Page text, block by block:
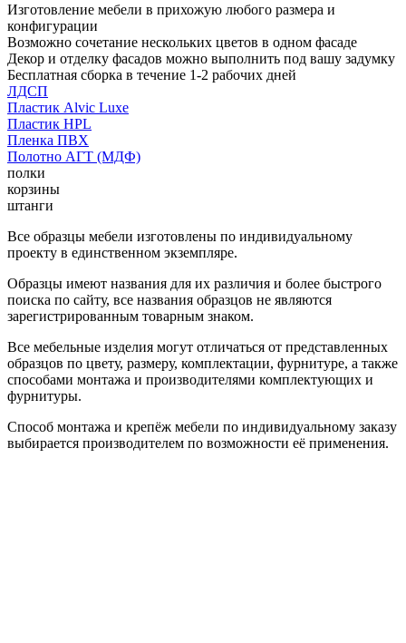
Изготовление мебели в прихожую любого размера и
конфигурации
Возможно сочетание нескольких цветов в одном фасаде
Декор и отделку фасадов можно выполнить под вашу задумку
Бесплатная сборка в течение 1-2 рабочих дней
ЛДСП
Пластик Alvic Luxe
Пластик HPL
Пленка ПВХ
Полотно АГТ (МДФ)
полки
корзины
штанги
Все образцы мебели изготовлены по индивидуальному
проекту в единственном экземпляре.
Образцы имеют названия для их различия и более быстрого
поиска по сайту, все названия образцов не являются
зарегистрированным товарным знаком.
Все мебельные изделия могут отличаться от представленных
образцов по цвету, размеру, комплектации, фурнитуре, а также
способами монтажа и производителями комплектующих и
фурнитуры.
Способ монтажа и крепёж мебели по индивидуальному заказу
выбирается производителем по возможности её применения.